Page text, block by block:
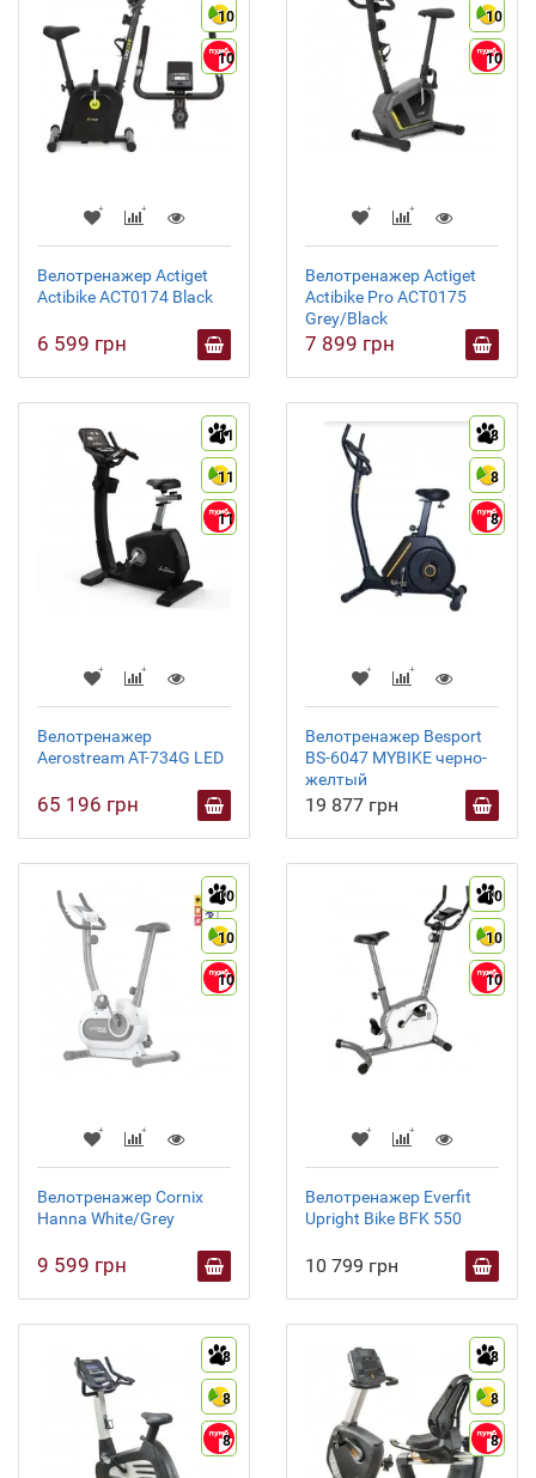
10
10
Велотренажер Actiget
Actibike ACT0174 Black
6 599 грн
10
10
Велотренажер Actiget
Actibike Pro ACT0175
Grey/Black
7 899 грн
11
11
11
Велотренажер
Aerostream AT-734G LED
65 196 грн
8
8
8
Велотренажер Besport
BS-6047 MYBIKE черно-
желтый
19 877 грн
10
10
10
Велотренажер Cornix
Hanna White/Grey
9 599 грн
10
10
10
Велотренажер Everfit
Upright Bike BFK 550
10 799 грн
8
8
8
8
8
8